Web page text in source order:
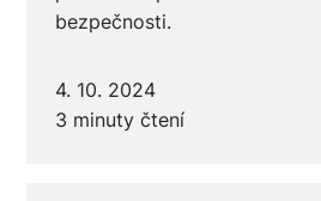
bezpečnosti.
4. 10. 2024
3 minuty čtení